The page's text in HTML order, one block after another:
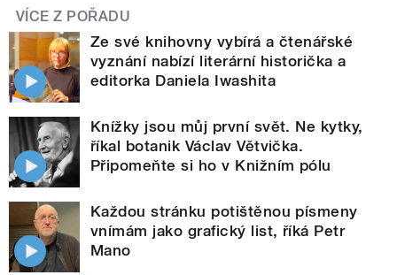
VÍCE Z POŘADU
Ze své knihovny vybírá a čtenářské
vyznání nabízí literární historička a
editorka Daniela Iwashita
Knížky jsou můj první svět. Ne kytky,
říkal botanik Václav Větvička.
Připomeňte si ho v Knižním pólu
Každou stránku potištěnou písmeny
vnímám jako grafický list, říká Petr
Mano